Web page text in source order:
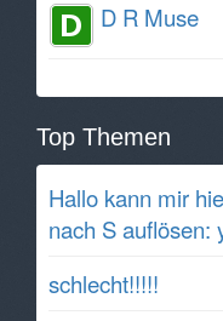
D R Muse
Top Themen
Hallo kann mir
nach S auflösen:
schlecht!!!!!